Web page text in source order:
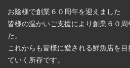
お陰様で創業６０周年を迎えました
皆様の温かいご支援により創業６０
た。
これからも皆様に愛される鮮魚店を
ていく所存です。